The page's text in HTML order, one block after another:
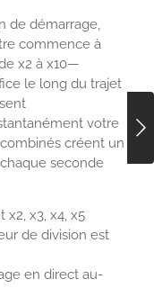
de démarrage,
commence à
x2 à x10—
le long du trajet
votre
créent un
seconde
x2, x3, x4, x5
de division est
en direct au-